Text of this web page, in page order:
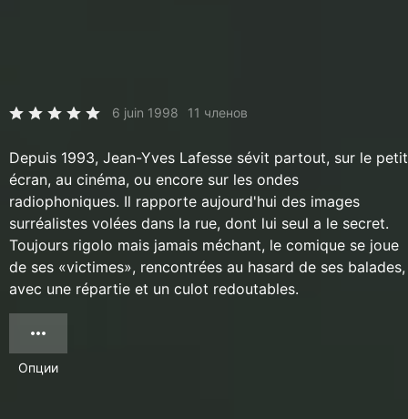
6 juin 1998 11 членов
Depuis 1993, Jean-Yves Lafesse sévit partout, sur le petit
écran, au cinéma, ou encore sur les ondes
radiophoniques. Il rapporte aujourd'hui des images
surréalistes volées dans la rue, dont lui seul a le secret.
Toujours rigolo mais jamais méchant, le comique se joue
de ses «victimes», rencontrées au hasard de ses balades,
avec une répartie et un culot redoutables.
Опции